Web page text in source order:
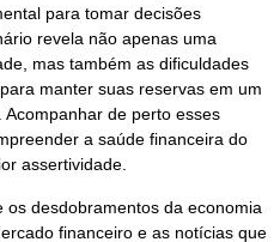
para tomar decisões
revela não apenas uma
mas também as dificuldades
manter suas reservas em um
de perto esses
a saúde financeira do
assertividade.
desdobramentos da economia
financeiro e as notícias que